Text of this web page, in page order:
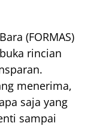
(FORMAS)
rincian
menerima,
saja yang
sampai